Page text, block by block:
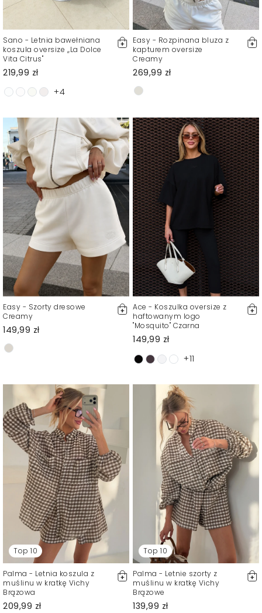
Sano - Letnia bawełniana
koszula oversize ,,La Dolce
Vita Citrus"
219,99 zł
+4
Easy - Rozpinana bluza z
kapturem oversize
Creamy
269,99 zł
Easy - Szorty dresowe
Creamy
149,99 zł
Ace - Koszulka oversize z
haftowanym logo
"Mosquito" Czarna
149,99 zł
+11
Top 10
Palma - Letnia koszula z
muślinu w kratkę Vichy
Brązowa
209,99 zł
Top 10
Palma - Letnie szorty z
muślinu w kratkę Vichy
Brązowe
139,99 zł